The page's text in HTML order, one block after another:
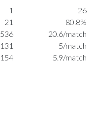
1
26
21
80.8%
536
20.6/match
131
5/match
154 5.9/match